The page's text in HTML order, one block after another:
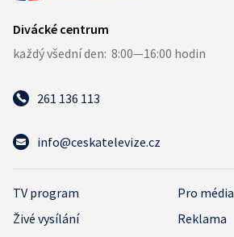
261 136 113
info@ceskatelevize.cz
TV program
Pro média
Živé vysílání
Reklama